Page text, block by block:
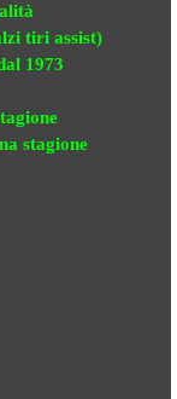
tiri assist)
1973
stagione